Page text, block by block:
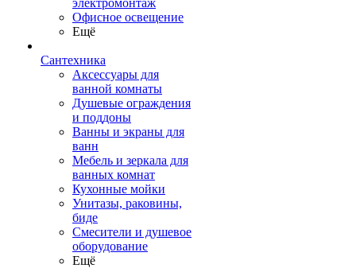
электромонтаж
Офисное освещение
Ещё
Сантехника
Аксессуары для
ванной комнаты
Душевые ограждения
и поддоны
Ванны и экраны для
ванн
Мебель и зеркала для
ванных комнат
Кухонные мойки
Унитазы, раковины,
биде
Смесители и душевое
оборудование
Ещё